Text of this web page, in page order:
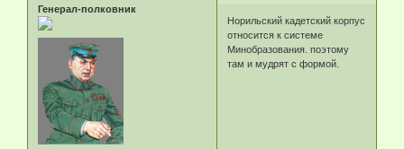
Генерал-полковник
Норильский кадетский корпус
относится к системе
Минобразования. поэтому
там и мудрят с формой.